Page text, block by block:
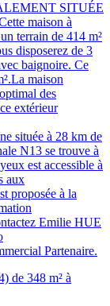
SITUÉE
maison à
terrain de 414 m²
disposerez de 3
baignoire. Ce
maison
des
extérieur
située à 28 km de
N13 se trouve à
est accessible à
aux
proposée à la
Emilie HUE
Partenaire.